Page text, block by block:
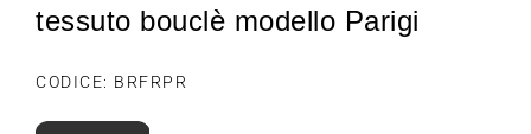
tessuto bouclè modello Parigi
CODICE: BRFRPR